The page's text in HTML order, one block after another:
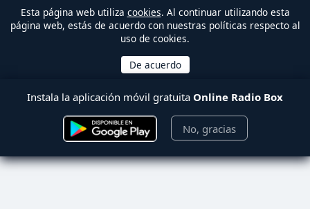
Esta página web utiliza cookies. Al continuar utilizando esta
página web, estás de acuerdo con nuestras políticas respecto al
uso de cookies.
Instala la aplicación móvil gratuita Online Radio Box
No, gracias